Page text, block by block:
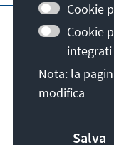
Colophon
Erklärung zur
© Konrad-
Cookie
Cookie
integrati
Nota: la
modifica
Salva